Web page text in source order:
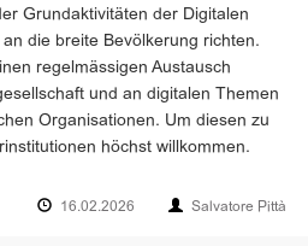
Grundaktivitäten der Digitalen
die breite Bevölkerung richten.
regelmässigen Austausch
und an digitalen Themen
Organisationen. Um diesen zu
höchst willkommen.
16.02.2026 Salvatore Pittà